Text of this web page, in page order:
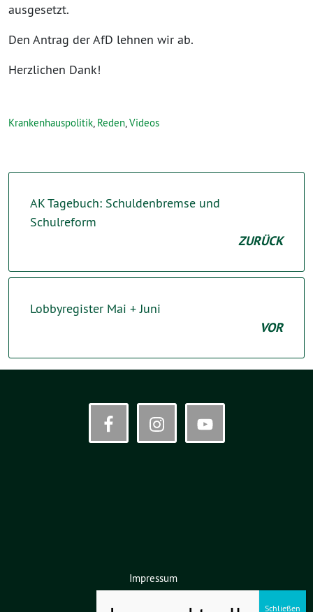
ausgesetzt.
Den Antrag der AfD lehnen wir ab.
Herzlichen Dank!
Krankenhauspolitik Reden Videos
AK Tagebuch: Schuldenbremse und
Schulreform
ZURÜCK
Lobbyregister Mai + Juni
VOR
Impressum